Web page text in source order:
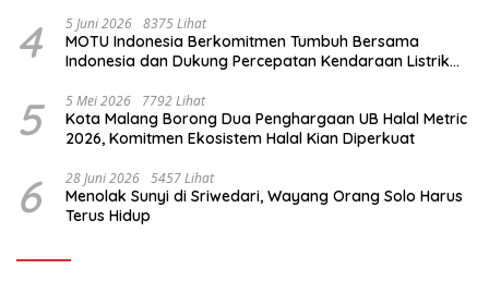
4 5 Juni 2026 8375 Lihat
MOTU Indonesia Berkomitmen Tumbuh Bersama
Indonesia dan Dukung Percepatan Kendaraan Listrik
5 5 Mei 2026 7792 Lihat
Kota Malang Borong Dua Penghargaan UB Halal Metric
2026, Komitmen Ekosistem Halal Kian Diperkuat
6 28 Juni 2026 5457 Lihat
Menolak Sunyi di Sriwedari, Wayang Orang Solo Harus
Terus Hidup